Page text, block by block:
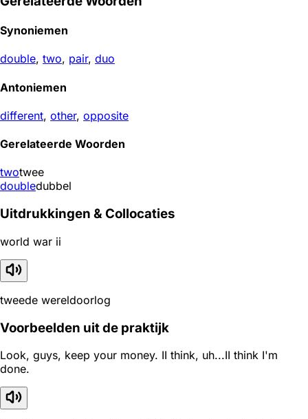
Synoniemen
double, two, pair, duo
Antoniemen
different, other, opposite
Gerelateerde Woorden
twotwee
doubledubbel
Uitdrukkingen & Collocaties
world war ii
tweede wereldoorlog
Voorbeelden uit de praktijk
Look, guys, keep your money. II think, uh...II think I'm
done.